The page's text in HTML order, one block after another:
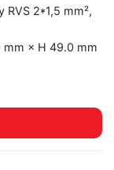
RVS 2*1,5 mm²,
× H 49.0 mm